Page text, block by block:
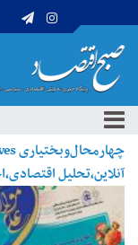
آنلاین،تحلیل